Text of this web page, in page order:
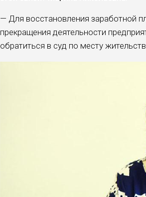
— Для восстановления заработной
прекращения деятельности
обратиться в суд по месту